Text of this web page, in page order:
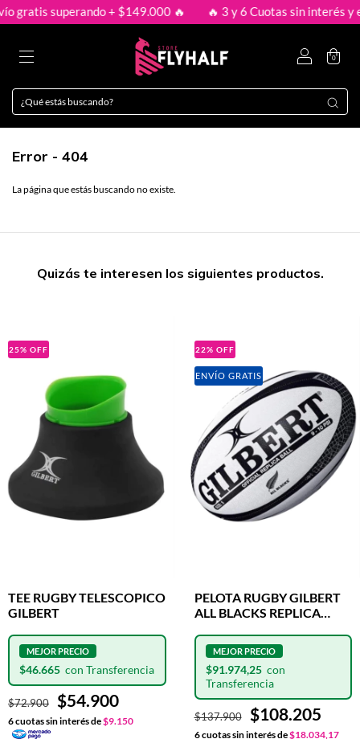
gratis superando + $149.000 🔥 🔥 3 y 6 Cuotas sin interés y
0
Error - 404
La página que estás buscando no existe.
Quizás te interesen los siguientes productos.
25% OFF
TEE RUGBY TELESCOPICO
GILBERT
$72.900 $54.900
$46.665
6cuotas sin interés de$9.150
22% OFF
ENVÍO GRATIS
PELOTA RUGBY GILBERT
ALL BLACKS REPLICA
$137.900 $108.205
$91.974,25
6cuotas sin interés de$18.034,17